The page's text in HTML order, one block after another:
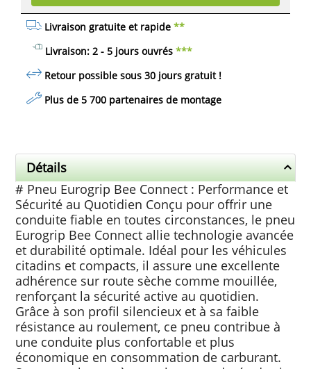
Livraison gratuite et rapide **
Livraison: 2 - 5 jours ouvrés ***
Retour possible sous 30 jours gratuit!
Plus de 5 700 partenaires de montage
Détails
# Pneu Eurogrip Bee Connect : Performance et
Sécurité au Quotidien Conçu pour offrir une
conduite fiable en toutes circonstances, le pneu
Eurogrip Bee Connect allie technologie avancée
et durabilité optimale. Idéal pour les véhicules
citadins et compacts, il assure une excellente
adhérence sur route sèche comme mouillée,
renforçant la sécurité active au quotidien.
Grâce à son profil silencieux et à sa faible
résistance au roulement, ce pneu contribue à
une conduite plus confortable et plus
économique en consommation de carburant.